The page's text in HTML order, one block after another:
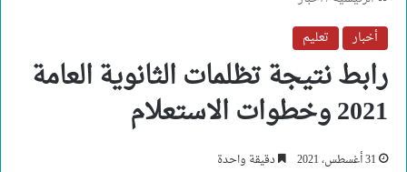
أخبار
تعليم
رابط نتيجة تظلمات الثانوية العامة
2021 وخطوات الاستعلام
31 أغسطس، 2021 دقيقة واحدة